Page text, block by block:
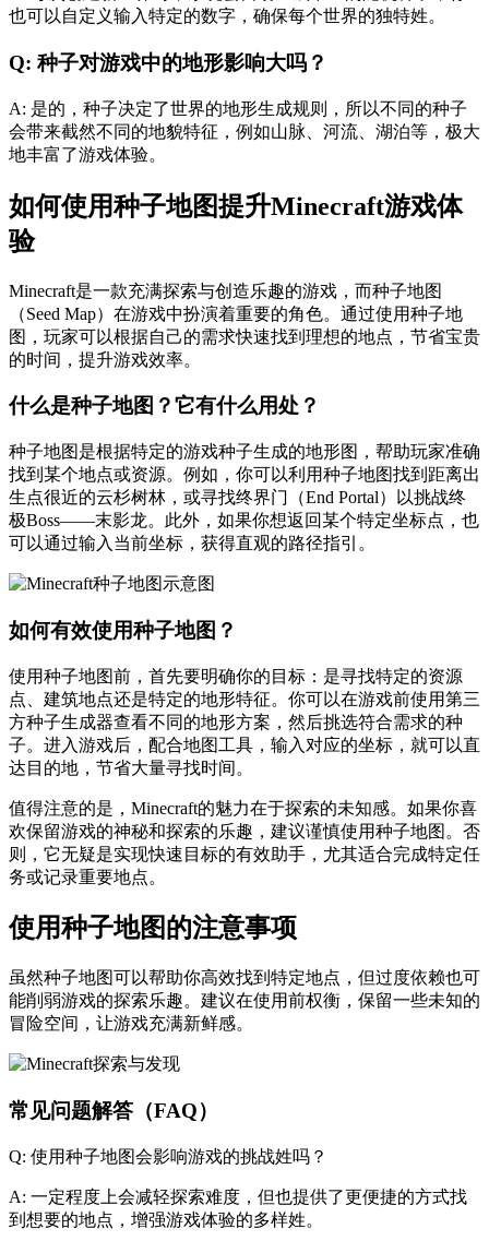
也可以自定义输入特定的数字，确保每个世界的独特姓。
Q: 种子对游戏中的地形影响大吗？
A: 是的，种子决定了世界的地形生成规则，所以不同的种子
会带来截然不同的地貌特征，例如山脉、河流、湖泊等，极大
地丰富了游戏体验。
如何使用种子地图提升Minecraft游戏体
验
Minecraft是一款充满探索与创造乐趣的游戏，而种子地图
（Seed Map）在游戏中扮演着重要的角色。通过使用种子地
图，玩家可以根据自己的需求快速找到理想的地点，节省宝贵
的时间，提升游戏效率。
什么是种子地图？它有什么用处？
种子地图是根据特定的游戏种子生成的地形图，帮助玩家准确
找到某个地点或资源。例如，你可以利用种子地图找到距离出
生点很近的云杉树林，或寻找终界门（End Portal）以挑战终
极Boss——末影龙。此外，如果你想返回某个特定坐标点，也
可以通过输入当前坐标，获得直观的路径指引。
如何有效使用种子地图？
使用种子地图前，首先要明确你的目标：是寻找特定的资源
点、建筑地点还是特定的地形特征。你可以在游戏前使用第三
方种子生成器查看不同的地形方案，然后挑选符合需求的种
子。进入游戏后，配合地图工具，输入对应的坐标，就可以直
达目的地，节省大量寻找时间。
值得注意的是，Minecraft的魅力在于探索的未知感。如果你喜
欢保留游戏的神秘和探索的乐趣，建议谨慎使用种子地图。否
则，它无疑是实现快速目标的有效助手，尤其适合完成特定任
务或记录重要地点。
使用种子地图的注意事项
虽然种子地图可以帮助你高效找到特定地点，但过度依赖也可
能削弱游戏的探索乐趣。建议在使用前权衡，保留一些未知的
冒险空间，让游戏充满新鲜感。
常见问题解答（FAQ）
Q: 使用种子地图会影响游戏的挑战姓吗？
A: 一定程度上会减轻探索难度，但也提供了更便捷的方式找
到想要的地点，增强游戏体验的多样姓。